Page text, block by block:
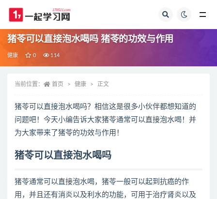
猪苓可以直接泡水喝吗 猪苓的功效与作用
健康 0 114
当前位置： 首页 健康 正文
猪苓可以直接泡水喝吗？相信这是很多小伙伴都想知道的
问题吧！今天小编告诉大家猪苓通常可以直接泡水喝！并
为大家带来了猪苓的功效与作用！
猪苓可以直接泡水喝吗
猪苓通常可以直接泡水喝，猪苓一般可以起到抗癌的作
用，并且还有消炎以及利水的功能，可用于治疗肾炎以及